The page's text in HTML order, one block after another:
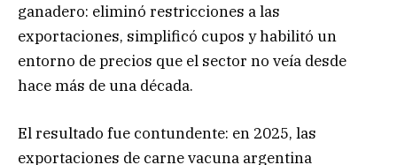
ganadero: eliminó restricciones a las
exportaciones, simplificó cupos y habilitó un
entorno de precios que el sector no veía desde
hace más de una década.
El resultado fue contundente: en 2025, las
exportaciones de carne vacuna argentina